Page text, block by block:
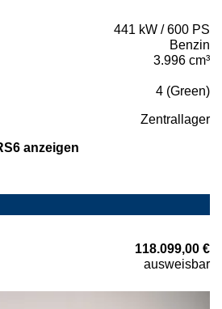
441 kW / 600 PS
Benzin
3.996 cm³
4 (Green)
Zentrallager
anzeigen
118.099,00 €
ausweisbar